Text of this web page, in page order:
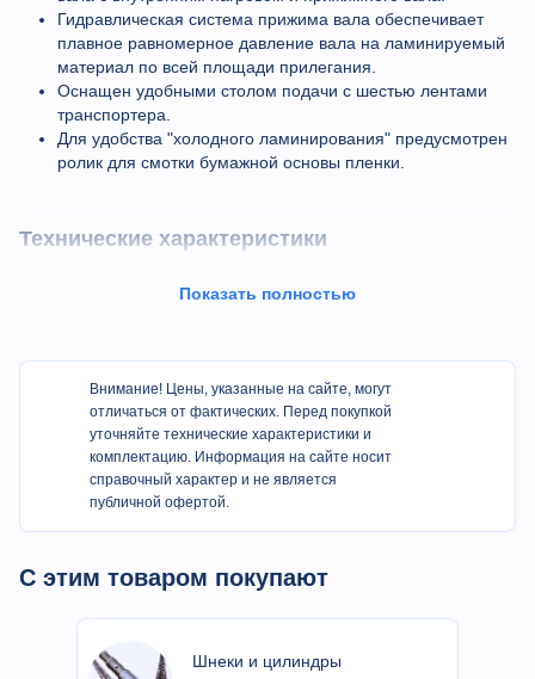
Гидравлическая система прижима вала обеспечивает
плавное равномерное давление вала на ламинируемый
материал по всей площади прилегания.
Оснащен удобными столом подачи с шестью лентами
транспортера.
Для удобства "холодного ламинирования" предусмотрен
ролик для смотки бумажной основы пленки.
Технические характеристики
Ед.изм.
Модель YDFM-920
Максимальная ширина
ламинирования
Температура
ламинирования
Скорость
м/мин
Напряжение питания
Показать полностью
Внимание! Цены, указанные на сайте, могут
отличаться от фактических. Перед покупкой
уточняйте технические характеристики и
комплектацию. Информация на сайте носит
справочный характер и не является
публичной офертой.
С этим товаром покупают
Шнеки и цилиндры